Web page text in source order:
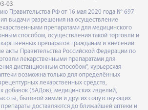
03
Правительства РФ от 16 мая 2020 года № 697
выдачи разрешения на осуществление
препаратами для медицинского
способом, осуществления такой торговли и
препаратов гражданам и внесении
акты Правительства Российской Федерации по
лекарственными препаратами для
дистанционным способом", курьерская
возможна только для определённых
лекарственных средств,
добавок (БАДов), медицинских изделий,
бытовой химии и других сопутствующих
доставляются до ближайшей аптеки и